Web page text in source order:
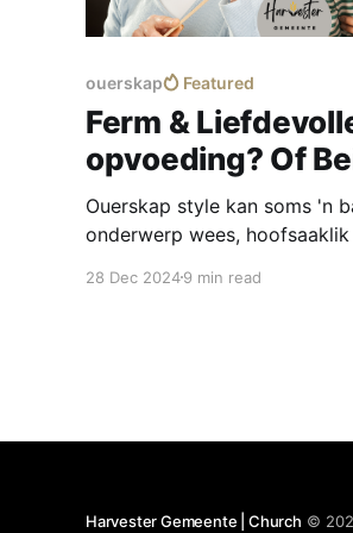
ouerskap Featured
Ferm &
opvoeding? Of
Ouerskap style kan soms 'n
onderwerp wees,
wat glo in 'n meer sagte fokus.
28 Dec 20249 min read
Harvester Gemeente | Church ©